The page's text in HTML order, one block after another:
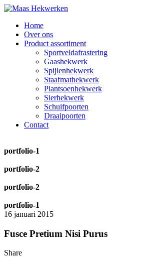
Home
Over ons
Product assortiment
Sportveldafrastering
Gaashekwerk
Spijlenhekwerk
Staafmathekwerk
Plantsoenhekwerk
Sierhekwerk
Schuifpoorten
Draaipoorten
Contact
portfolio-1
portfolio-2
portfolio-2
portfolio-1
16 januari 2015
Fusce Pretium Nisi Purus
Share